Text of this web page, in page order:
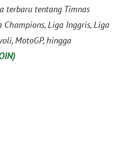
terbaru tentang Timnas
Champions, Liga Inggris, Liga
MotoGP, hingga